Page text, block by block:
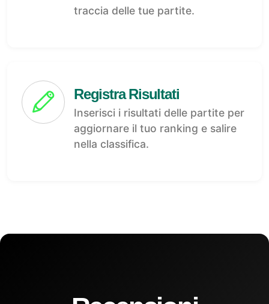
traccia delle tue partite.
Registra Risultati
Inserisci i risultati delle partite per
aggiornare il tuo ranking e salire
nella classifica.